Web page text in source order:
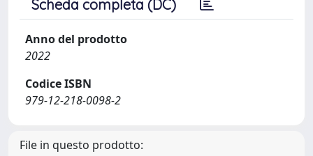
Scheda completa (DC)
Anno del prodotto
2022
Codice ISBN
979-12-218-0098-2
File in questo prodotto: